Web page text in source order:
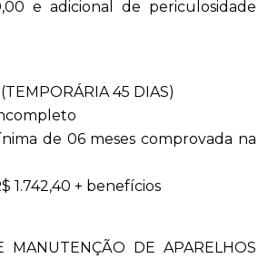
e adicional de periculosidade
45 DIAS)
de 06 meses comprovada na
1.742,40 + benefícios
MANUTENÇÃO DE APARELHOS